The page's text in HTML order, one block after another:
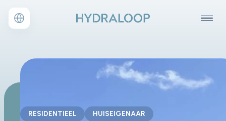
RESIDENTIEEL HUISEIGENAAR